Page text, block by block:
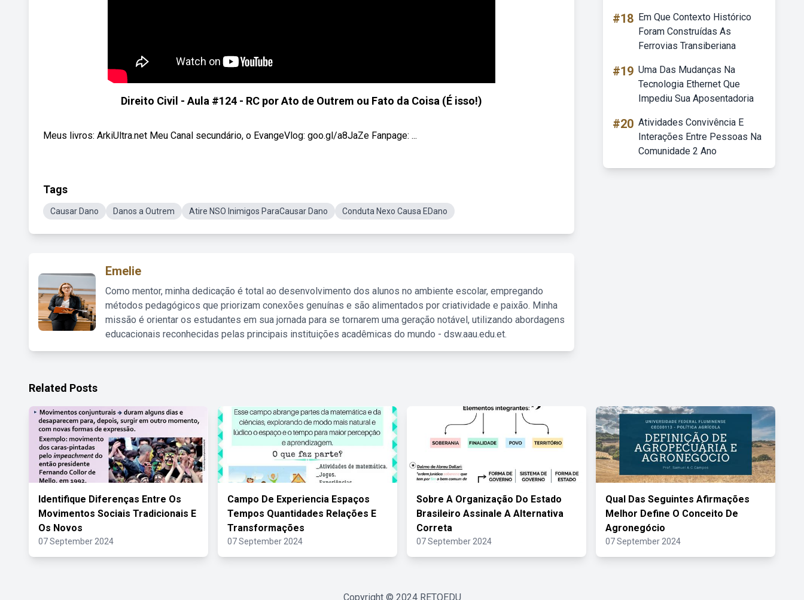
Direito Civil - Aula #124 - RC por Ato de Outrem ou Fato da Coisa (É isso!)
Meus livros: ArkiUltra.net Meu Canal secundário, o EvangeVlog: goo.gl/a8JaZe Fanpage: ...
Tags
Causar Dano Danos a Outrem Atire NSO Inimigos ParaCausar Dano Conduta Nexo Causa EDano
Emelie
Como mentor, minha dedicação é total ao desenvolvimento dos alunos no ambiente escolar, empregando
métodos pedagógicos que priorizam conexões genuínas e são alimentados por criatividade e paixão. Minha
missão é orientar os estudantes em sua jornada para se tornarem uma geração notável, utilizando abordagens
educacionais reconhecidas pelas principais instituições acadêmicas do mundo - dsw.aau.edu.et.
#18 Em Que Contexto Histórico
Foram Construídas As
Ferrovias Transiberiana
#19 Uma Das Mudanças Na
Tecnologia Ethernet Que
Impediu Sua Aposentadoria
#20 Atividades Convivência E
Interações Entre Pessoas Na
Comunidade 2 Ano
Related Posts
Identifique Diferenças Entre Os
Movimentos Sociais Tradicionais E
Os Novos
07 September 2024
Campo De Experiencia Espaços
Tempos Quantidades Relações E
Transformações
07 September 2024
Sobre A Organização Do Estado
Brasileiro Assinale A Alternativa
Correta
07 September 2024
Qual Das Seguintes Afirmações
Melhor Define O Conceito De
Agronegócio
07 September 2024
Copyright © 2024 RETOEDU